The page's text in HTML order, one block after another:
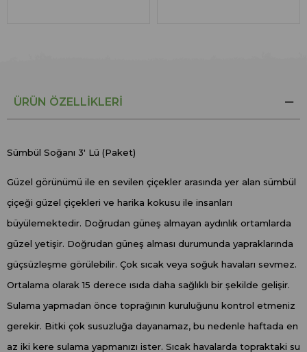
ÜRÜN ÖZELLIKLERI
Sümbül Soğanı 3' Lü (Paket)
Güzel görünümü ile en sevilen çiçekler arasında yer alan sümbül
çiçeği güzel çiçekleri ve harika kokusu ile insanları
büyülemektedir. Doğrudan güneş almayan aydınlık ortamlarda
güzel yetişir. Doğrudan güneş alması durumunda yapraklarında
güçsüzleşme görülebilir. Çok sıcak veya soğuk havaları sevmez.
Ortalama olarak 15 derece ısıda daha sağlıklı bir şekilde gelişir.
Sulama yapmadan önce toprağının kuruluğunu kontrol etmeniz
gerekir. Bitki çok susuzluğa dayanamaz, bu nedenle haftada en
az iki kere sulama yapmanızı ister. Sıcak havalarda topraktaki su